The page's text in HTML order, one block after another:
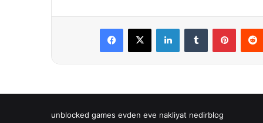
Facebook
X LinkedInTumblr
unblocked games evden eve nakliyat nedirblog